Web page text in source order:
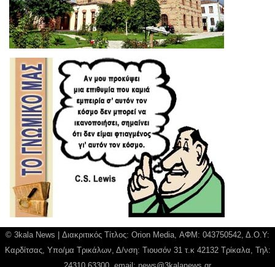
© 3kala News | Διακριτικός Τίτλος: Orion Media, ΑΦΜ: 043750542, Δ.Ο.Υ:
Καρδίτσας, Υπο/μα Τρικάλων, Δ/νση: Τιουσόν 31 τ.κ 42132 Τρίκαλα, Τηλ: